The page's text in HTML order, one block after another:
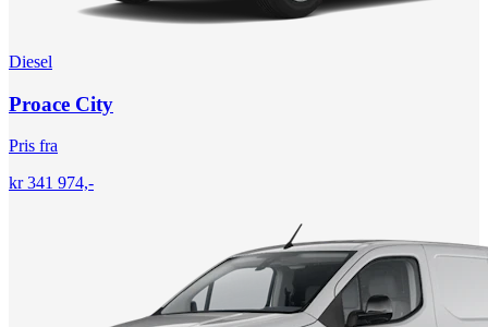
Diesel
Proace City
Pris fra
kr 341 974,-